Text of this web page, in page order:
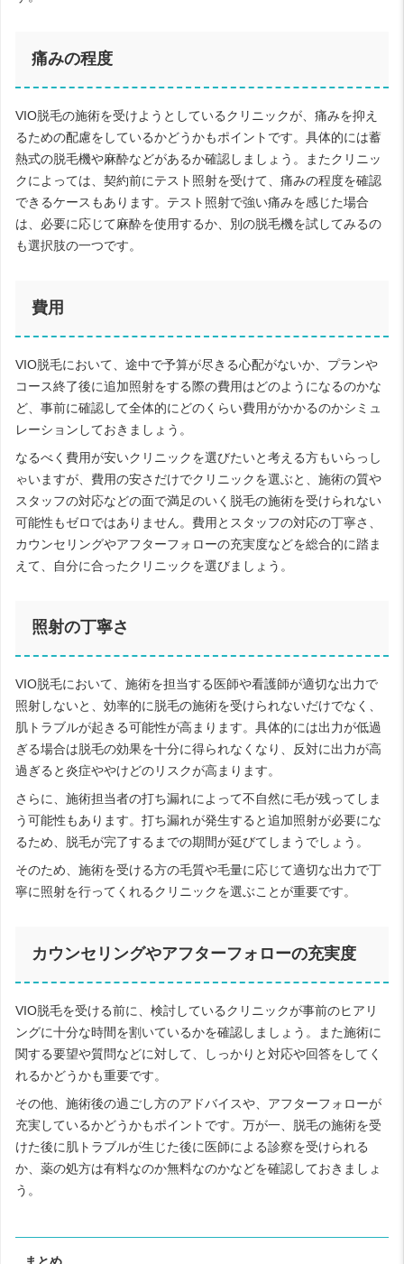
痛みの程度
VIO脱毛の施術を受けようとしているクリニックが、痛みを抑え
るための配慮をしているかどうかもポイントです。具体的には蓄
熱式の脱毛機や麻酔などがあるか確認しましょう。またクリニッ
クによっては、契約前にテスト照射を受けて、痛みの程度を確認
できるケースもあります。テスト照射で強い痛みを感じた場合
は、必要に応じて麻酔を使用するか、別の脱毛機を試してみるの
も選択肢の一つです。
費用
VIO脱毛において、途中で予算が尽きる心配がないか、プランや
コース終了後に追加照射をする際の費用はどのようになるのかな
ど、事前に確認して全体的にどのくらい費用がかかるのかシミュ
レーションしておきましょう。
なるべく費用が安いクリニックを選びたいと考える方もいらっし
ゃいますが、費用の安さだけでクリニックを選ぶと、施術の質や
スタッフの対応などの面で満足のいく脱毛の施術を受けられない
可能性もゼロではありません。費用とスタッフの対応の丁寧さ、
カウンセリングやアフターフォローの充実度などを総合的に踏ま
えて、自分に合ったクリニックを選びましょう。
照射の丁寧さ
VIO脱毛において、施術を担当する医師や看護師が適切な出力で
照射しないと、効率的に脱毛の施術を受けられないだけでなく、
肌トラブルが起きる可能性が高まります。具体的には出力が低過
ぎる場合は脱毛の効果を十分に得られなくなり、反対に出力が高
過ぎると炎症ややけどのリスクが高まります。
さらに、施術担当者の打ち漏れによって不自然に毛が残ってしま
う可能性もあります。打ち漏れが発生すると追加照射が必要にな
るため、脱毛が完了するまでの期間が延びてしまうでしょう。
そのため、施術を受ける方の毛質や毛量に応じて適切な出力で丁
寧に照射を行ってくれるクリニックを選ぶことが重要です。
カウンセリングやアフターフォローの充実度
VIO脱毛を受ける前に、検討しているクリニックが事前のヒアリ
ングに十分な時間を割いているかを確認しましょう。また施術に
関する要望や質問などに対して、しっかりと対応や回答をしてく
れるかどうかも重要です。
その他、施術後の過ごし方のアドバイスや、アフターフォローが
充実しているかどうかもポイントです。万が一、脱毛の施術を受
けた後に肌トラブルが生じた後に医師による診察を受けられる
か、薬の処方は有料なのか無料なのかなどを確認しておきましょ
う。